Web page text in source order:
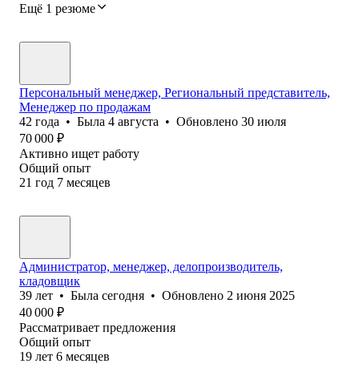
Ещё 1 резюме
Персональный менеджер, Региональный представитель,
Менеджер по продажам
42 года • Была 4 августа • Обновлено 30 июля
70 000 ₽
Активно ищет работу
Общий опыт
21 год 7 месяцев
Администратор, менеджер, делопроизводитель,
кладовщик
39 лет • Была сегодня • Обновлено 2 июня 2025
40 000 ₽
Рассматривает предложения
Общий опыт
19 лет 6 месяцев